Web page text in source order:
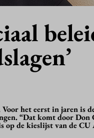
het eerst in jaren is
“Dat komt door
op de kieslijst van de CU